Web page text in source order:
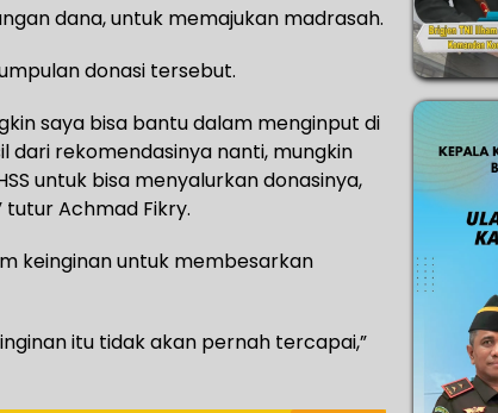
dana, untuk memajukan madrasah.
donasi tersebut.
saya bisa bantu dalam menginput di
dari rekomendasinya nanti, mungkin
untuk bisa menyalurkan donasinya,
tutur Achmad Fikry.
keinginan untuk membesarkan
itu tidak akan pernah tercapai,”